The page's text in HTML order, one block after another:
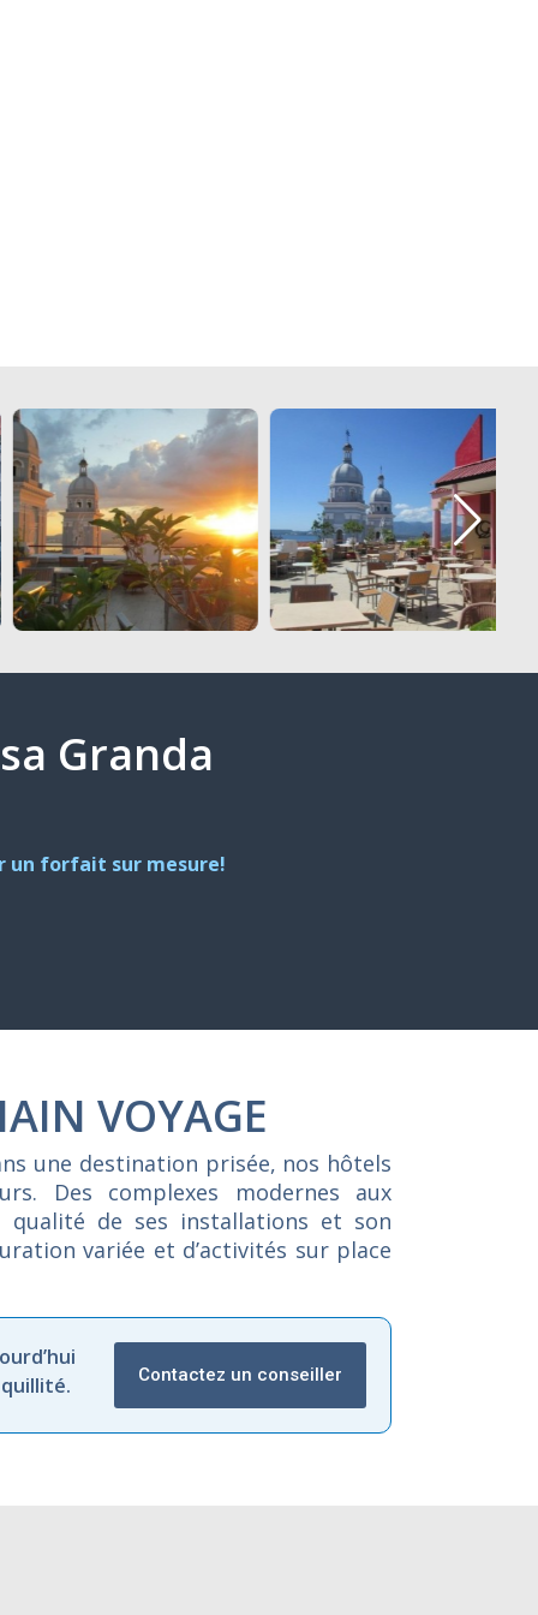
Granda
un forfait sur mesure!
VOYAGE
une destination prisée, nos hôtels
Des complexes modernes aux
qualité de ses installations et son
variée et d’activités sur place
Contactez un conseiller